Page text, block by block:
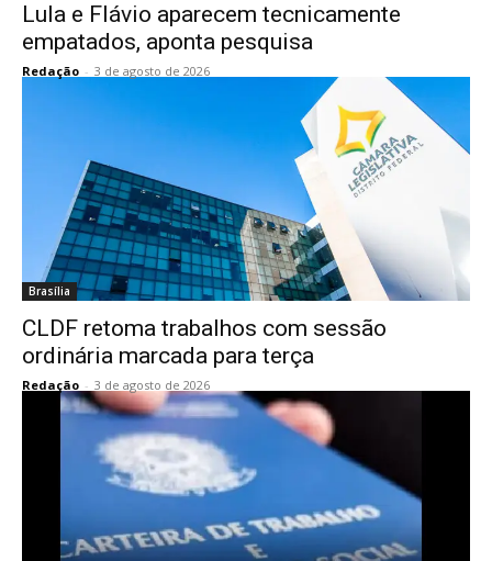
Lula e Flávio aparecem tecnicamente
empatados, aponta pesquisa
Redação - 3 de agosto de 2026
Brasília
CLDF retoma trabalhos com sessão
ordinária marcada para terça
Redação - 3 de agosto de 2026